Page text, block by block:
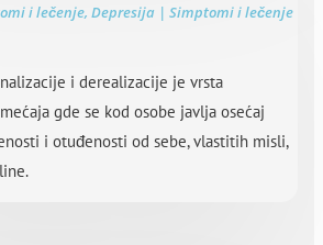
i lečenje, Depresija | Simptomi i lečenje
i derealizacije je vrsta
gde se kod osobe javlja osećaj
i otuđenosti od sebe, vlastitih misli,